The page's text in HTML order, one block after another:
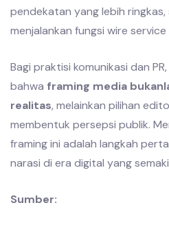
pendekatan yang lebih ringkas,
menjalankan fungsi wire
Bagi praktisi komunikasi dan
bahwa framing media
realitas, melainkan pilihan
membentuk persepsi publik.
framing ini adalah langkah
narasi di era digital yang
Sumber: